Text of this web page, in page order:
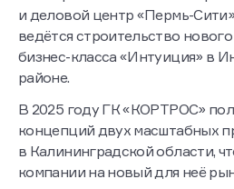
и деловой центр «Пермь-
ведётся строительство
бизнес-класса «Интуиция» в
районе.
В 2025 году ГК «КОРТРОС»
концепций двух масштабных
в Калининградской области,
компании на новый для неё